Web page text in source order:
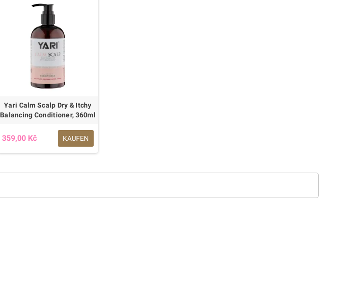
Yari Calm Scalp Dry & Itchy
Balancing Conditioner, 360ml
359,00 Kč KAUFEN